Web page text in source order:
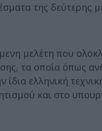
της δεύτερης
μελέτη που
τα οποία όπως
ίδια ελληνική
και στο